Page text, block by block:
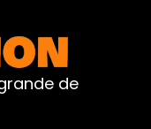
de